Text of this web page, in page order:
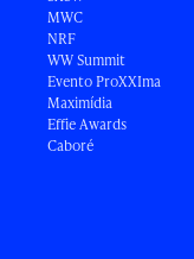
MWC
NRF
WW Summit
Evento ProXXIma
Maximídia
Effie Awards
Caboré